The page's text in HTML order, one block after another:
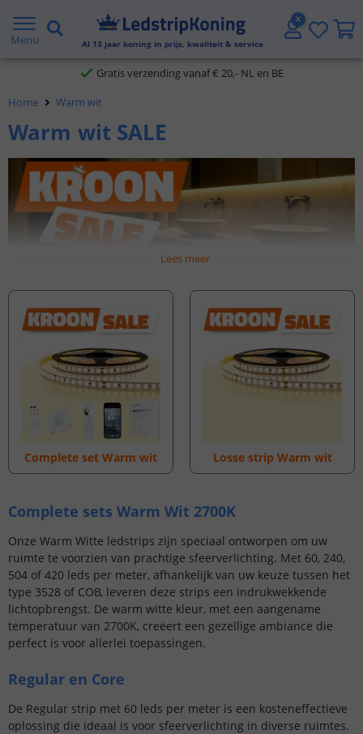
Menu Al 13 jaar koning in prijs, kwaliteit & service
5 jaar garantie
Gratis verzending vanaf € 20,- NL en BE
Home Warm wit
Warm wit SALE
verlichtingswensen te voldoen, terwijl u profiteert van
aantrekkelijke prijzen. Maak uw ruimtes sfeervol en stijlvol
zonder uw budget te overschrijden.
Nu 20% korting op alles
Betaalbaar én energie-efficiënt
Warm wit licht (2700K) voor een gezellige sfeer
Keuze uit 60, 240, 504 of 420 leds per meter
Lees meer
Complete set Warm wit Losse strip Warm wit
Complete sets Warm Wit 2700K
Onze Warm Witte ledstrips zijn speciaal ontworpen om uw
ruimte te voorzien van prachtige sfeerverlichting. Met 60, 240,
504 of 420 leds per meter, afhankelijk van uw keuze tussen het
type 3528 of COB, leveren deze strips een indrukwekkende
lichtopbrengst. De warm witte kleur, met een aangename
temperatuur van 2700K, creëert een gezellige ambiance die
perfect is voor allerlei toepassingen.
Regular en Core
De Regular strip met 60 leds per meter is een kosteneffectieve
oplossing die ideaal is voor sfeerverlichting in diverse ruimtes.